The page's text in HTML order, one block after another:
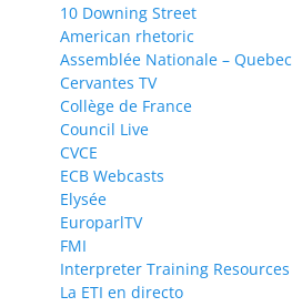
10 Downing Street
American rhetoric
Assemblée Nationale – Quebec
Cervantes TV
Collège de France
Council Live
CVCE
ECB Webcasts
Elysée
EuroparlTV
FMI
Interpreter Training Resources
La ETI en directo